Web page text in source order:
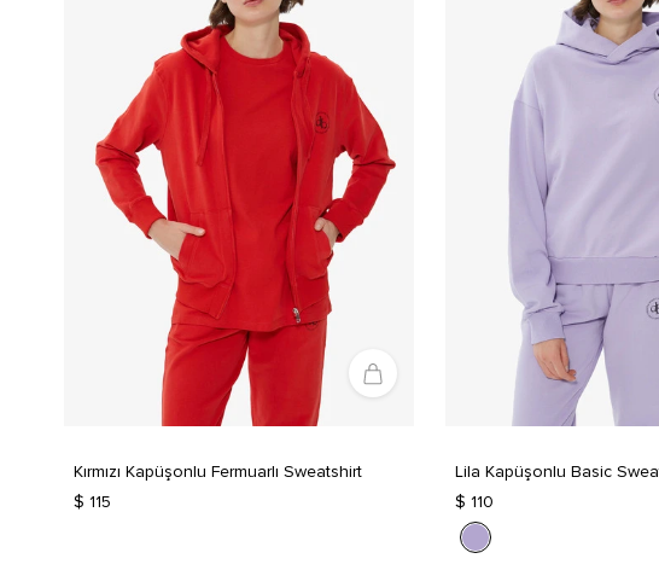
Kırmızı Kapüşonlu Fermuarlı Sweatshirt
$ 115
Lila Kapüşonlu Basic
$ 110